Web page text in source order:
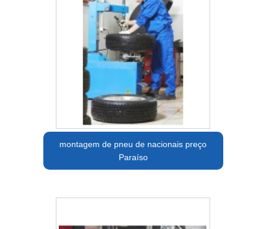
montagem de pneu de nacionais preço
Paraíso